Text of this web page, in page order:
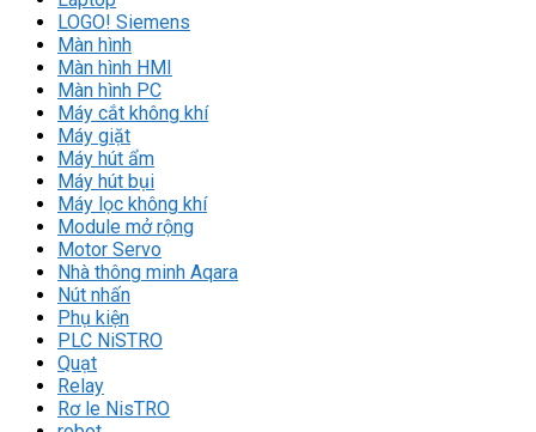
LOGO! Siemens
Màn hình
Màn hình HMI
Màn hình PC
Máy cắt không khí
Máy giặt
Máy hút ẩm
Máy hút bụi
Máy lọc không khí
Module mở rộng
Motor Servo
Nhà thông minh Aqara
Nút nhấn
Phụ kiện
PLC NiSTRO
Quạt
Relay
Rơ le NisTRO